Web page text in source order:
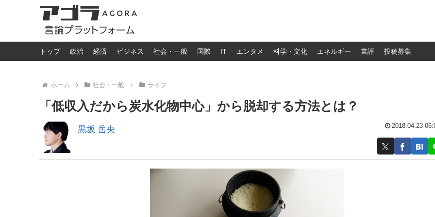
トップ 政治 経済 ビジネス 社会・一般 国際 IT エンタメ 科学・文化 エネルギー 書評 投稿募集
ホーム 社会・一般 ライフ
「低収入だから炭水化物中心」から脱却する方法とは？
黒坂 岳央 2018.04.23